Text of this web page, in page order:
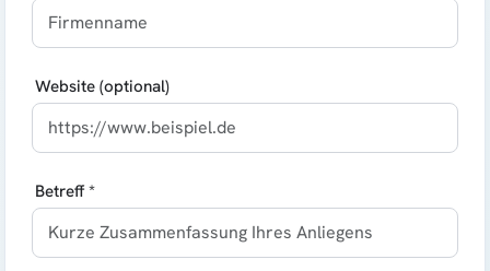
Website (optional)
Betreff *